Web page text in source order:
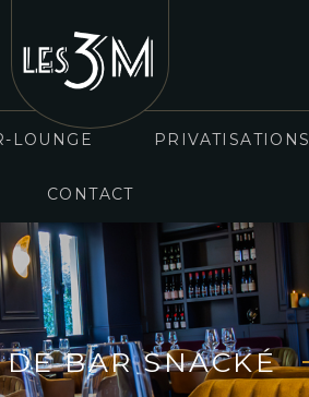
LOUNGE PRIVATISATIONS
CONTACT
BAR SNACKÉ